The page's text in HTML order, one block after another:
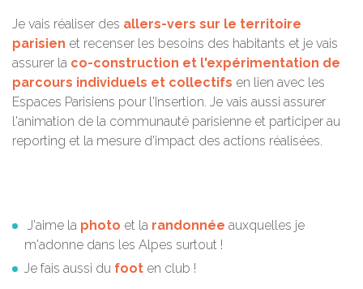
Je vais réaliser des allers-vers sur le territoire
parisien et recenser les besoins des habitants et je vais
assurer la co-construction et l'expérimentation de
parcours individuels et collectifs en lien avec les
Espaces Parisiens pour l'Insertion. Je vais aussi assurer
l'animation de la communauté parisienne et participer au
reporting et la mesure d'impact des actions réalisées.
J'aime la photo et la randonnée auxquelles je
m'adonne dans les Alpes surtout !
Je fais aussi du foot en club !